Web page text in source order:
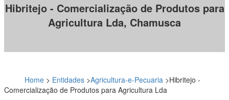
Hibritejo - Comercialização de Produtos para
Agricultura Lda, Chamusca
Home > Entidades >Agricultura-e-Pecuaria >Hibritejo -
Comercialização de Produtos para Agricultura Lda